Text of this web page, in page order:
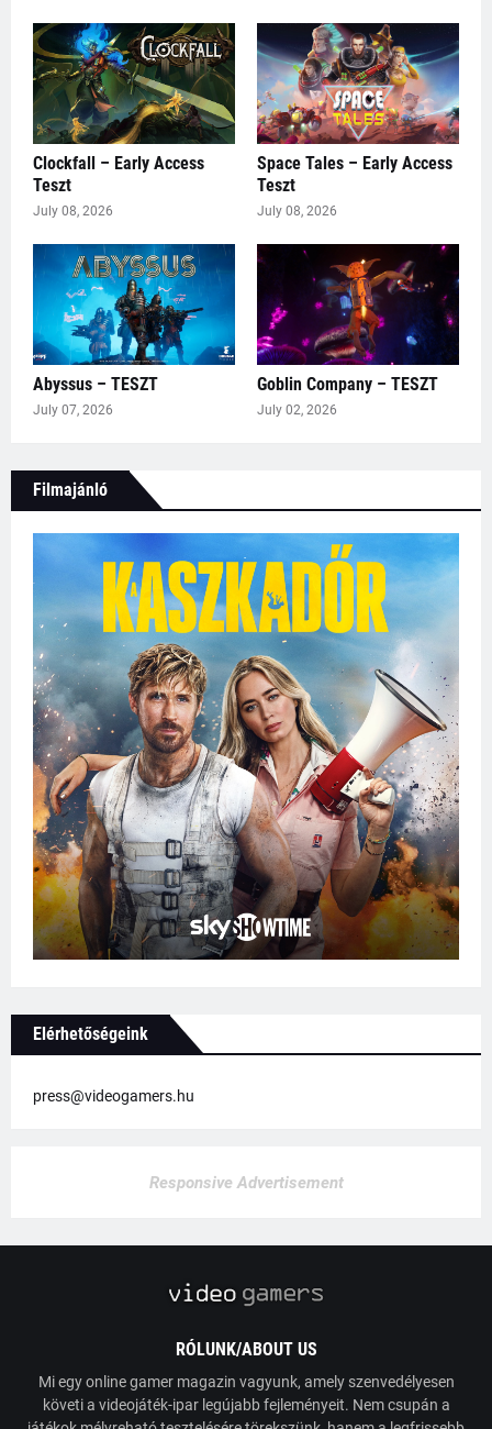
Clockfall – Early Access
Teszt
July 08, 2026
Space Tales – Early Access
Teszt
July 08, 2026
Abyssus – TESZT
July 07, 2026
Goblin Company – TESZT
July 02, 2026
Filmajánló
Elérhetőségeink
press@videogamers.hu
Responsive Advertisement
RÓLUNK/ABOUT US
Mi egy online gamer magazin vagyunk, amely szenvedélyesen
követi a videojáték-ipar legújabb fejleményeit. Nem csupán a